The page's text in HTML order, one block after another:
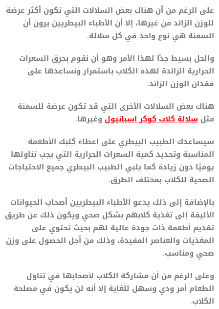
على الرغم من أن هناك بعض السلالات التي تكون أكثر عرضة
للوزن الزائد من غيرها، إلا أن الأطباء البيطريين يرون أن
السمنة هي نوع واحد في كل سلالة.
والحل بسيط جدًا لهذا الأمر وهو أن نقوم بحرق السعرات
الحرارية الزائدة لهذه الكلاب باستمرار ونساعدها على
فقدان الوزن الزائد.
هناك بعض السلالات الأخرى التي قد تكون عرضة للسمنة
مثل سلالة كلاب كوكر اسبانيول وغيرها.
سيساعدك الطبيب البيطري على اعطاء كلبك الأطعمة
المناسبة وتحديد كمية السعرات الحرارية التي يجب تناولها
يوميًا دون زيادة كما يلبي الطبيب البيطري جميع الاحتياجات
الصحية للكلاب بمختلف الطرق.
بالإضافة إلى ذلك يدعو الأطباء البيطريين أصحاب الحيوانات
الأليفة إلى تغذية كلابهم بشكل صحي ويكون ذلك عن طريق
تقديم أطعمة ذات جودة عالية لهم بحيث تحتوي على
المغذيات والعناصر المفيدة، وذلك من أجل الحصول على وزن
صحي ومناسب.
وعلى الرغم من أن مشاركة الكلاب لأصحابها في تناول
الطعام أمر ودي وسهل للغاية إلا أنه لن يكون في مصلحة
الكلاب.